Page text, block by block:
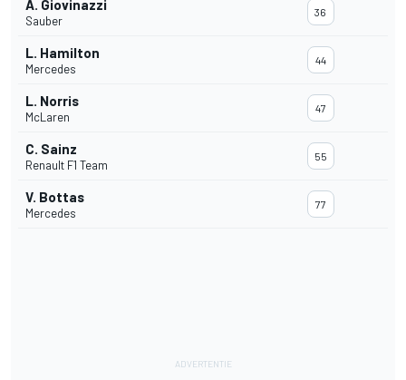
A. Giovinazzi
Sauber
36
L. Hamilton
Mercedes
44
L. Norris
McLaren
47
C. Sainz
Renault F1 Team
55
V. Bottas
Mercedes
77